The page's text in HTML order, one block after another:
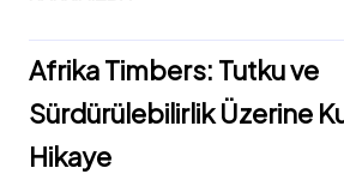
Afrika Timbers: Tutku ve
Sürdürülebilirlik Üzerine
Hikaye